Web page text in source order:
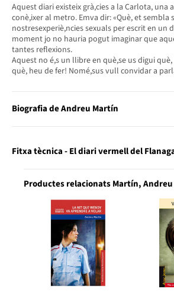
Aquest diari existeix grà,cies a la Carlota, una
conè,ixer al metro. Emva dir: «Què, et sembla
nostresexperiè,ncies sexuals per escrit en un
moment jo no hauria pogut imaginar que
tantes reflexions.
Aquest no é,s un llibre en què,se us digui
què, heu de fer! Nomé,sus vull convidar a
Biografia de Andreu Martín
Fitxa tècnica - El diari vermell del
Productes relacionats Martín, Andreu